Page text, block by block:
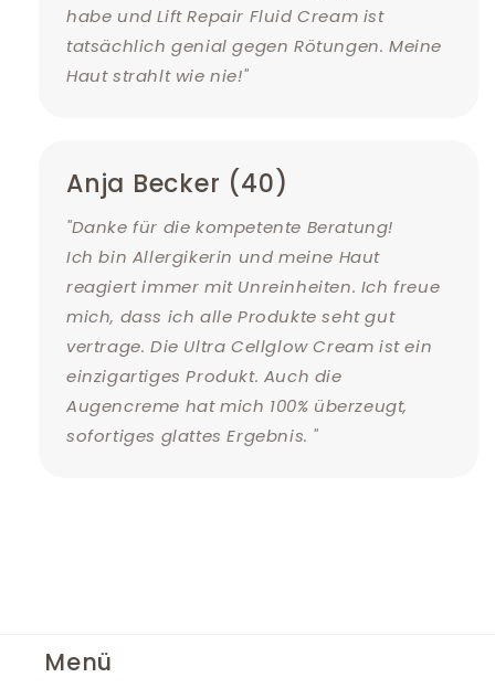
habe und Lift Repair Fluid Cream ist
tatsächlich genial gegen Rötungen. Meine
Haut strahlt wie nie!"
Anja Becker (40)
"Danke für die kompetente Beratung!
Ich bin Allergikerin und meine Haut
reagiert immer mit Unreinheiten. Ich freue
mich, dass ich alle Produkte seht gut
vertrage. Die Ultra Cellglow Cream ist ein
einzigartiges Produkt. Auch die
Augencreme hat mich 100% überzeugt,
sofortiges glattes Ergebnis. "
Menü